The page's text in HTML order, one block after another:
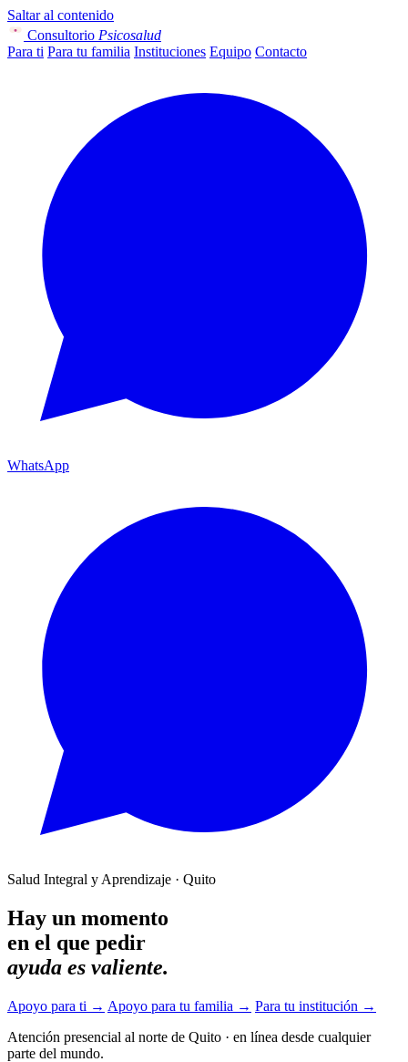
Saltar al contenido
Consultorio Psicosalud
Para ti Para tu familia Instituciones Equipo Contacto
WhatsApp
Salud Integral y Aprendizaje · Quito
Hay un momento
en el que pedir
ayuda es valiente.
Apoyo para ti → Apoyo para tu familia → Para tu institución →
Atención presencial al norte de Quito · en línea desde cualquier
parte del mundo.